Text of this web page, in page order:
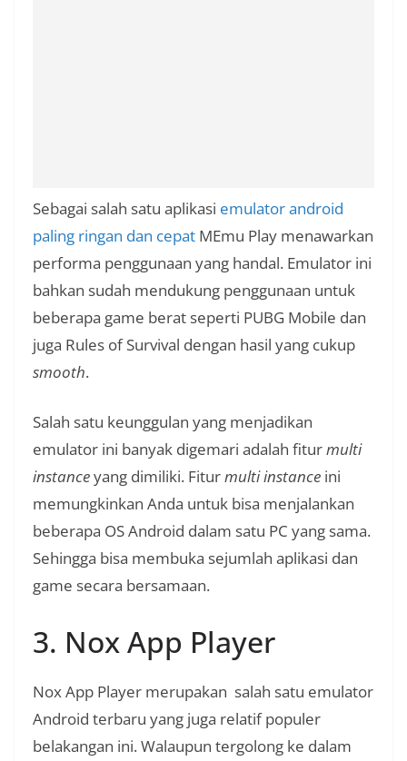
Sebagai salah satu aplikasi emulator android
paling ringan dan cepat MEmu Play menawarkan
performa penggunaan yang handal. Emulator ini
bahkan sudah mendukung penggunaan untuk
beberapa game berat seperti PUBG Mobile dan
juga Rules of Survival dengan hasil yang cukup
smooth.
Salah satu keunggulan yang menjadikan
emulator ini banyak digemari adalah fiturmulti
instanceyang dimiliki. Fiturmulti instance ini
memungkinkan Anda untuk bisa menjalankan
beberapa OS Android dalam satu PC yang sama.
Sehingga bisa membuka sejumlah aplikasi dan
game secara bersamaan.
3. Nox App Player
Nox App Player merupakan salah satu emulator
Android terbaru yang juga relatif populer
belakangan ini. Walaupun tergolong ke dalam